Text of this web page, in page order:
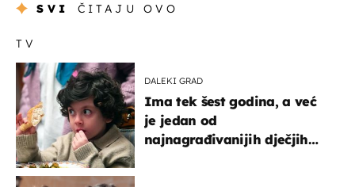
SVI ČITAJU OVO
TV
DALEKI GRAD
Ima tek šest godina, a već
je jedan od
najnagrađivanijih dječjih